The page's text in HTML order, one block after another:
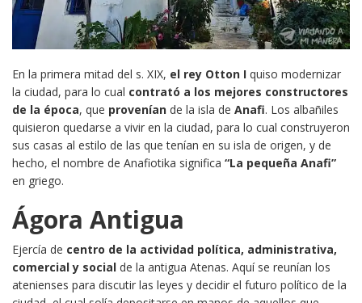
En la primera mitad del s. XIX, el rey Otton I quiso modernizar
la ciudad, para lo cual contrató a los mejores constructores
de la época, que provenían de la isla de Anafi. Los albañiles
quisieron quedarse a vivir en la ciudad, para lo cual construyeron
sus casas al estilo de las que tenían en su isla de origen, y de
hecho, el nombre de Anafiotika significa “La pequeña Anafi”
en griego.
Ágora Antigua
Ejercía de centro de la actividad política, administrativa,
comercial y social de la antigua Atenas. Aquí se reunían los
atenienses para discutir las leyes y decidir el futuro político de la